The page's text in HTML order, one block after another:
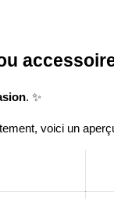
. ✨
voici un